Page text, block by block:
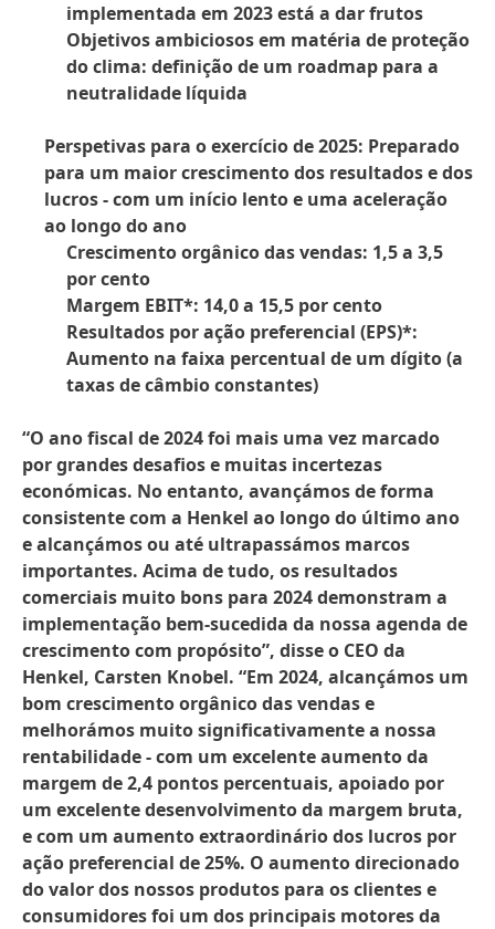
implementada em 2023 está a dar frutos
Objetivos ambiciosos em matéria de proteção
do clima: definição de um roadmap para a
neutralidade líquida
Perspetivas para o exercício de 2025: Preparado
para um maior crescimento dos resultados e dos
lucros - com um início lento e uma aceleração
ao longo do ano
Crescimento orgânico das vendas: 1,5 a 3,5
por cento
Margem EBIT*: 14,0 a 15,5 por cento
Resultados por ação preferencial (EPS)*:
Aumento na faixa percentual de um dígito(a
taxas de câmbio constantes)
“O ano fiscal de 2024 foi mais uma vez marcado
por grandes desafios e muitas incertezas
económicas. No entanto, avançámos de forma
consistente com a Henkel ao longo do último ano
e alcançámos ou até ultrapassámos marcos
importantes. Acima de tudo, os resultados
comerciais muito bons para 2024 demonstram a
implementação bem-sucedida da nossa agenda de
crescimento com propósito”, disse o CEO da
Henkel, Carsten Knobel. “Em 2024, alcançámos um
bom crescimento orgânico das vendas e
melhorámos muito significativamente a nossa
rentabilidade - com um excelente aumento da
margem de 2,4 pontos percentuais, apoiado por
um excelente desenvolvimento da margem bruta,
e com um aumento extraordinário dos lucros por
ação preferencial de 25%. O aumento direcionado
do valor dos nossos produtos para os clientes e
consumidores foi um dos principais motores da